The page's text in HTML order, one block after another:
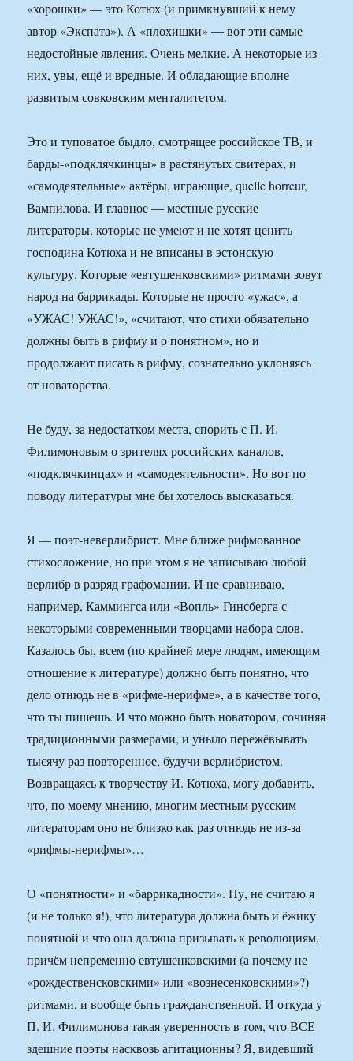
«хорошки» — это Котюх (и примкнувший к нему
автор «Экспата»). А «плохишки» — вот эти самые
недостойные явления. Очень мелкие. А некоторые из
них, увы, ещё и вредные. И обладающие вполне
развитым совковским менталитетом.
Это и туповатое быдло, смотрящее российское ТВ, и
барды-«подклячкинцы» в растянутых свитерах, и
«самодеятельные» актёры, играющие, quelle horreur,
Вампилова. И главное — местные русские
литераторы, которые не умеют и не хотят ценить
господина Котюха и не вписаны в эстонскую
культуру. Которые «евтушенковскими» ритмами зовут
народ на баррикады. Которые не просто «ужас», а
«УЖАС! УЖАС!», «считают, что стихи обязательно
должны быть в рифму и о понятном», но и
продолжают писать в рифму, сознательно уклоняясь
от новаторства.
Не буду, за недостатком места, спорить с П. И.
Филимоновым о зрителях российских каналов,
«подклячкинцах» и «самодеятельности». Но вот по
поводу литературы мне бы хотелось высказаться.
Я — поэт-неверлибрист. Мне ближе рифмованное
стихосложение, но при этом я не записываю любой
верлибр в разряд графомании. И не сравниваю,
например, Каммингса или «Вопль» Гинсберга с
некоторыми современными творцами набора слов.
Казалось бы, всем (по крайней мере людям, имеющим
отношение к литературе) должно быть понятно, что
дело отнюдь не в «рифме-нерифме», а в качестве того,
что ты пишешь. И что можно быть новатором, сочиняя
традиционными размерами, и уныло пережёвывать
тысячу раз повторенное, будучи верлибристом.
Возвращаясь к творчеству И. Котюха, могу добавить,
что, по моему мнению, многим местным русским
литераторам оно не близко как раз отнюдь не из-за
«рифмы-нерифмы»…
О «понятности» и «баррикадности». Ну, не считаю я
(и не только я!), что литература должна быть и ёжику
понятной и что она должна призывать к революциям,
причём непременно евтушенковскими (а почему не
«рождественсковскими» или «вознесенковскими»?)
ритмами, и вообще быть гражданственной. И откуда у
П. И. Филимонова такая уверенность в том, что ВСЕ
здешние поэты насквозь агитационны? Я, видевший